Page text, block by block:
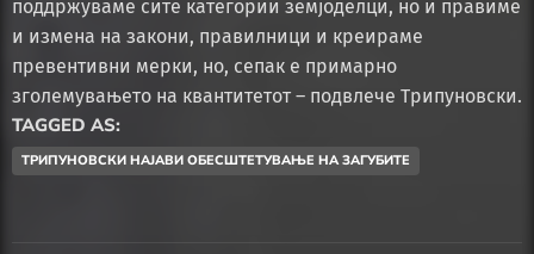
поддржуваме сите категории земјоделци, но и правиме
и измена на закони, правилници и креираме
превентивни мерки, но, сепак е примарно
зголемувањето на квантитетот – подвлече Трипуновски.
TAGGED AS:
ТРИПУНОВСКИ НАЈАВИ ОБЕСШТЕТУВАЊЕ НА ЗАГУБИТЕ